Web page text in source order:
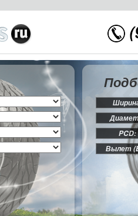
PCD:
Вылет